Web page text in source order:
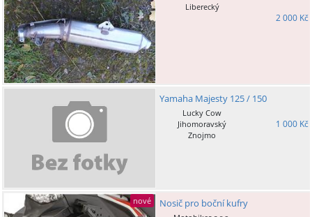
Liberecký
2 000 Kč
Yamaha Majesty 125 / 150
Lucky Cow
Jihomoravský
Znojmo
1 000 Kč
nové Nosič pro boční kufry